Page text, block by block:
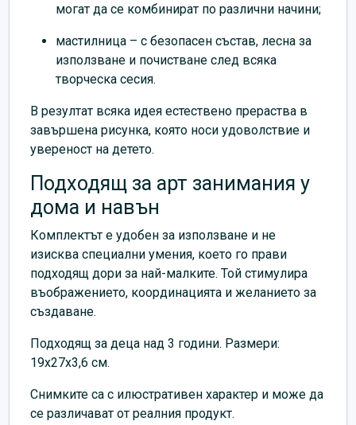
могат да се комбинират по различни начини;
мастилница – с безопасен състав, лесна за
използване и почистване след всяка
творческа сесия.
В резултат всяка идея естествено прераства в
завършена рисунка, която носи удоволствие и
увереност на детето.
Подходящ за арт занимания у
дома и навън
Комплектът е удобен за използване и не
изисква специални умения, което го прави
подходящ дори за най-малките. Той стимулира
въображението, координацията и желанието за
създаване.
Подходящ за деца над 3 години. Размери:
19x27x3,6 см.
Снимките са с илюстративен характер и може да
се различават от реалния продукт.